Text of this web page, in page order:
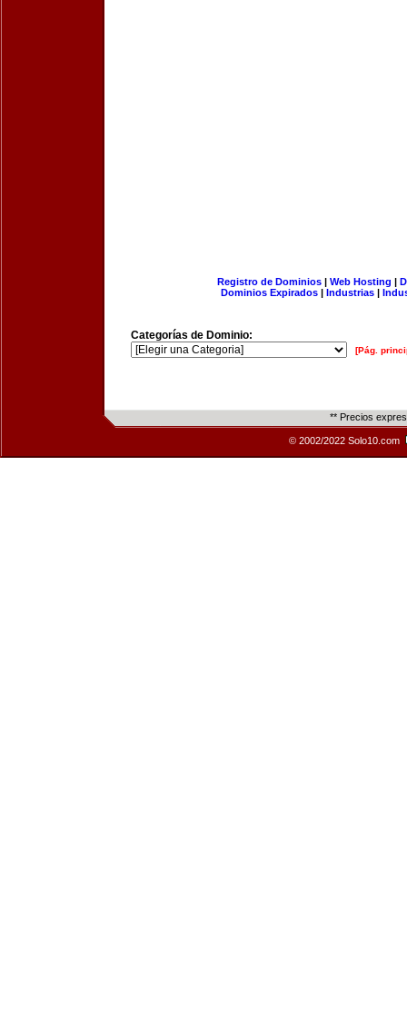
Registro de Dominios| Web Hosting |
Dominios Expirados | Industrias |
Categorías de Dominio:
[Pág.
** Precios
© 2002/2022 Solo10.com